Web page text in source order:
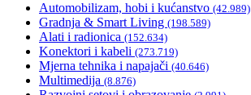
Automobilizam, hobi i kućanstvo (42.989)
Gradnja & Smart Living (198.589)
Alati i radionica (152.634)
Konektori i kabeli (273.719)
Mjerna tehnika i napajači (40.646)
Multimedija (8.876)